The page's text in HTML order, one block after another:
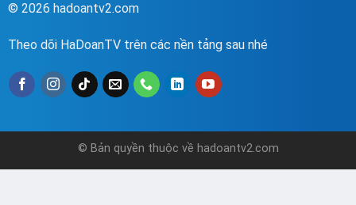
© 2026 hadoantv2.com
Theo dõi HaDoanTV trên các nền tảng sau nhé
© Bản quyền thuộc về hadoantv2.com